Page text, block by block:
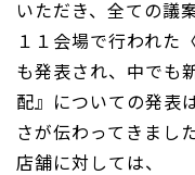
いただき、全ての議
１１会場で行われた
も発表され、中でも
配』についての発表
さが伝わってきました
店舗に対しては、